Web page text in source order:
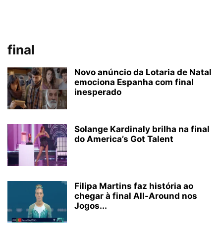
final
Novo anúncio da Lotaria de Natal
emociona Espanha com final
inesperado
Solange Kardinaly brilha na final
do America’s Got Talent
Filipa Martins faz história ao
chegar à final All-Around nos
Jogos...